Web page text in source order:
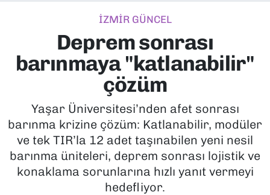
İZMİR GÜNCEL
Deprem sonrası
barınmaya "katlanabilir"
çözüm
Yaşar Üniversitesi’nden afet sonrası
barınma krizine çözüm: Katlanabilir, modüler
ve tek TIR’la 12 adet taşınabilen yeni nesil
barınma üniteleri, deprem sonrası lojistik ve
konaklama sorunlarına hızlı yanıt vermeyi
hedefliyor.
EKONOMİ
KÜLTÜR SANAT
MAGAZİN
POLİTİKA
SAĞLIK
Süper Lig Puan Durumu ve Fikstür
Tüm Manşetler
Son Dakika Haberleri
Haber Arşivi